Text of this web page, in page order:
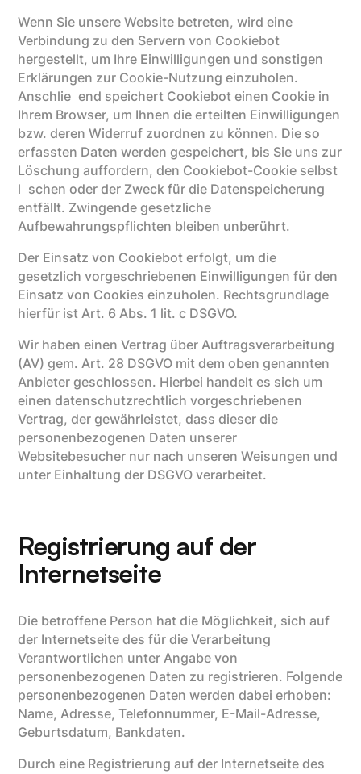
Wenn Sie unsere Website betreten, wird eine
Verbindung zu den Servern von Cookiebot
hergestellt, um Ihre Einwilligungen und sonstigen
Erklärungen zur Cookie-Nutzung einzuholen.
Anschlie end speichert Cookiebot einen Cookie in
Ihrem Browser, um Ihnen die erteilten Einwilligungen
bzw. deren Widerruf zuordnen zu können. Die so
erfassten Daten werden gespeichert, bis Sie uns zur
Löschung auffordern, den Cookiebot-Cookie selbst
l schen oder der Zweck für die Datenspeicherung
entfällt. Zwingende gesetzliche
Aufbewahrungspflichten bleiben unberührt.
Der Einsatz von Cookiebot erfolgt, um die
gesetzlich vorgeschriebenen Einwilligungen für den
Einsatz von Cookies einzuholen. Rechtsgrundlage
hierfür ist Art. 6 Abs. 1 lit. c DSGVO.
Wir haben einen Vertrag über Auftragsverarbeitung
(AV) gem. Art. 28 DSGVO mit dem oben genannten
Anbieter geschlossen. Hierbei handelt es sich um
einen datenschutzrechtlich vorgeschriebenen
Vertrag, der gewährleistet, dass dieser die
personenbezogenen Daten unserer
Websitebesucher nur nach unseren Weisungen und
unter Einhaltung der DSGVO verarbeitet.
Registrierung auf der
Internetseite
Die betroffene Person hat die Möglichkeit, sich auf
der Internetseite des für die Verarbeitung
Verantwortlichen unter Angabe von
personenbezogenen Daten zu registrieren. Folgende
personenbezogenen Daten werden dabei erhoben:
Name, Adresse, Telefonnummer, E-Mail-Adresse,
Geburtsdatum, Bankdaten.
Durch eine Registrierung auf der Internetseite des